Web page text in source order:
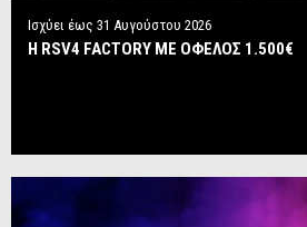
Ισχύει έως 31 Αυγούστου 2026
Η RSV4 FACTORY ΜΕ ΟΦΕΛΟΣ 1.500€